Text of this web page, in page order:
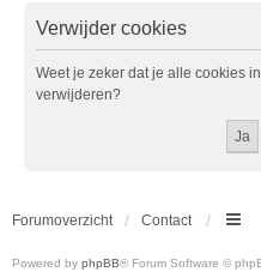
Verwijder cookies
Weet je zeker dat je alle cookies
verwijderen?
Forumoverzicht Contact
Powered by phpBB® Forum Software ©